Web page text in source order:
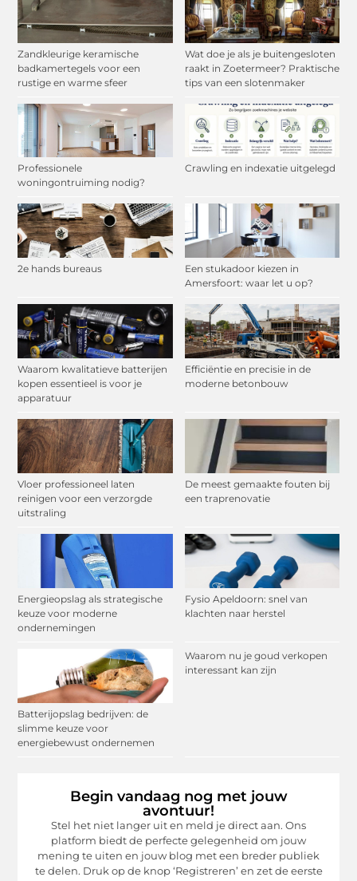
Zandkleurige keramische
badkamertegels voor een
rustige en warme sfeer
Wat doe je als je buitengesloten
raakt in Zoetermeer? Praktische
tips van een slotenmaker
Professionele
woningontruiming nodig?
Crawling en indexatie uitgelegd
2e hands bureaus
Een stukadoor kiezen in
Amersfoort: waar let u op?
Waarom kwalitatieve batterijen
kopen essentieel is voor je
apparatuur
Efficiëntie en precisie in de
moderne betonbouw
Vloer professioneel laten
reinigen voor een verzorgde
uitstraling
De meest gemaakte fouten bij
een traprenovatie
Energieopslag als strategische
keuze voor moderne
ondernemingen
Fysio Apeldoorn: snel van
klachten naar herstel
Batterijopslag bedrijven: de
slimme keuze voor
energiebewust ondernemen
Waarom nu je goud verkopen
interessant kan zijn
Begin vandaag nog met jouw
avontuur!
Stel het niet langer uit en meld je direct aan. Ons
platform biedt de perfecte gelegenheid om jouw
mening te uiten en jouw blog met een breder publiek
te delen. Druk op de knop ‘Registreren’ en zet de eerste